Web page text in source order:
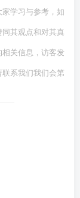
学习与参考，如
其观点和对其真
关信息，访客发
系我们我们会第